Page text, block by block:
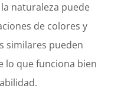
naturaleza puede
de colores y
similares pueden
lo que funciona bien